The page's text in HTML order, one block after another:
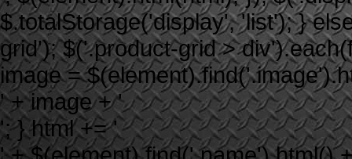
$.totalStorage('display', 'list'); }
grid'); $('.product-grid >
image =
' + image + '
'; } html += '